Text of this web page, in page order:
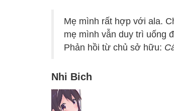
Mẹ mình rất hợp với ala.
mẹ mình vẫn duy trì uống
Phản hồi từ chủ sở hữu:
Nhi Bich